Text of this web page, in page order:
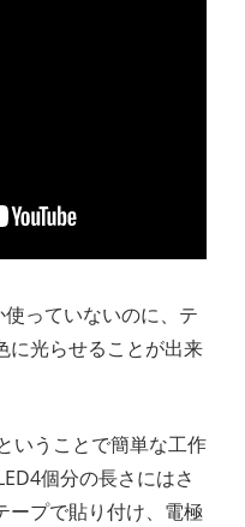
っていないのに、テ
に光らせることが出来
いうことで簡単な工作
個分の長さにはさ
ープで貼り付け、電極